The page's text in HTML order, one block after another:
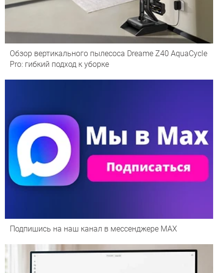
Обзор вертикального пылесоса Dreame Z40 AquaCycle
Pro: гибкий подход к уборке
Подпишись на наш канал в мессенджере МАХ